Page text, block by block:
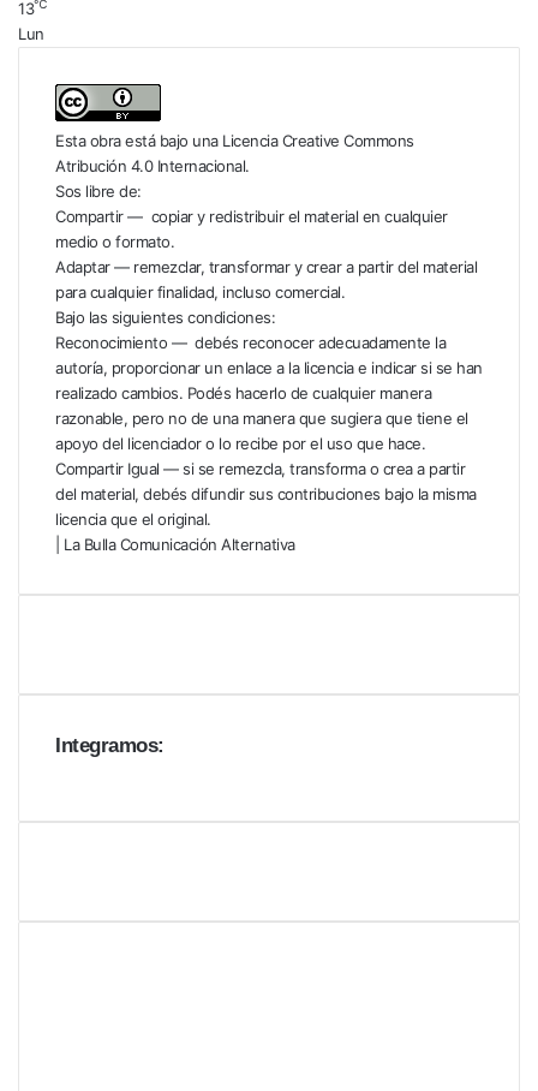
13℃
Lun
Esta obra está bajo una Licencia Creative Commons
Atribución 4.0 Internacional.
Sos libre de:
Compartir — copiar y redistribuir el material en cualquier
medio o formato.
Adaptar — remezclar, transformar y crear a partir del material
para cualquier finalidad, incluso comercial.
Bajo las siguientes condiciones:
Reconocimiento — debés reconocer adecuadamente la
autoría, proporcionar un enlace a la licencia e indicar si se han
realizado cambios. Podés hacerlo de cualquier manera
razonable, pero no de una manera que sugiera que tiene el
apoyo del licenciador o lo recibe por el uso que hace.
Compartir Igual — si se remezcla, transforma o crea a partir
del material, debés difundir sus contribuciones bajo la misma
licencia que el original.
| La Bulla Comunicación Alternativa
Integramos: